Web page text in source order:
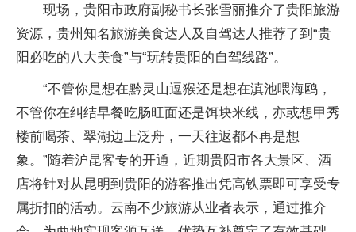
现场，贵阳市政府副秘书长张雪丽推介了贵阳旅游
资源，贵州知名旅游美食达人及自驾达人推荐了到“贵
阳必吃的八大美食”与“玩转贵阳的自驾线路”。
“不管你是想在黔灵山逗猴还是想在滇池喂海鸥，
不管你在纠结早餐吃肠旺面还是饵块米线，亦或想甲秀
楼前喝茶、翠湖边上泛舟，一天往返都不再是想
象。”随着沪昆客专的开通，近期贵阳市各大景区、酒
店将针对从昆明到贵阳的游客推出凭高铁票即可享受专
属折扣的活动。云南不少旅游从业者表示，通过推介